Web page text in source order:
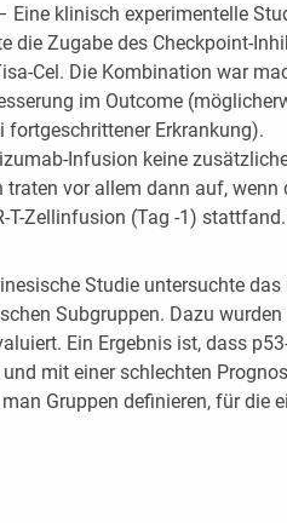
Eine klinisch experimentelle
die Zugabe des Checkpoint-
Cel. Die Kombination war
im Outcome
fortgeschrittener Erkrankung).
Infusion keine zusätzliche
vor allem dann auf, wenn
T-Zellinfusion (Tag -1) stattfand.
Studie untersuchte das
Subgruppen. Dazu wurden
Ein Ergebnis ist, dass
mit einer schlechten
Gruppen definieren, für die